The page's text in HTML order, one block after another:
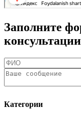
Заполните
консультации
Категории